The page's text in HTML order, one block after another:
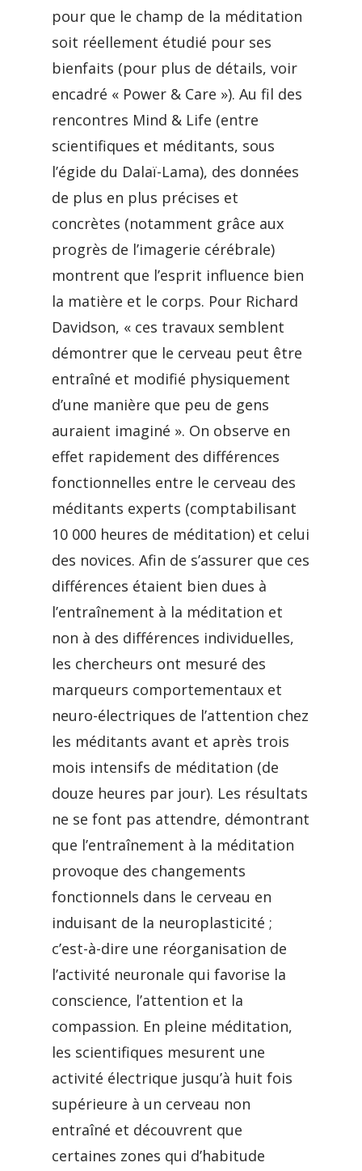
pour que le champ de la méditation
soit réellement étudié pour ses
bienfaits (pour plus de détails, voir
encadré « Power & Care »). Au fil des
rencontres Mind & Life (entre
scientifiques et méditants, sous
l’égide du Dalaï-Lama), des données
de plus en plus précises et
concrètes (notamment grâce aux
progrès de l’imagerie cérébrale)
montrent que l’esprit influence bien
la matière et le corps. Pour Richard
Davidson, « ces travaux semblent
démontrer que le cerveau peut être
entraîné et modifié physiquement
d’une manière que peu de gens
auraient imaginé ». On observe en
effet rapidement des différences
fonctionnelles entre le cerveau des
méditants experts (comptabilisant
10 000 heures de méditation) et celui
des novices. Afin de s’assurer que ces
différences étaient bien dues à
l’entraînement à la méditation et
non à des différences individuelles,
les chercheurs ont mesuré des
marqueurs comportementaux et
neuro-électriques de l’attention chez
les méditants avant et après trois
mois intensifs de méditation (de
douze heures par jour). Les résultats
ne se font pas attendre, démontrant
que l’entraînement à la méditation
provoque des changements
fonctionnels dans le cerveau en
induisant de la neuroplasticité ;
c’est-à-dire une réorganisation de
l’activité neuronale qui favorise la
conscience, l’attention et la
compassion. En pleine méditation,
les scientifiques mesurent une
activité électrique jusqu’à huit fois
supérieure à un cerveau non
entraîné et découvrent que
certaines zones qui d’habitude